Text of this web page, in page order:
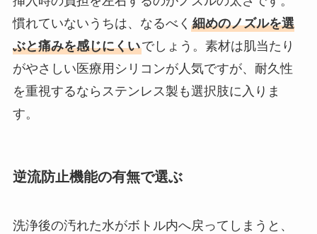
慣れていないうちは、なるべく 細めのノズルを選
ぶと痛みを感じにくいでしょう。素材は肌当たり
がやさしい医療用シリコンが人気ですが、耐久性
を重視するならステンレス製も選択肢に入りま
す。
逆流防止機能の有無で選ぶ
洗浄後の汚れた水がボトル内へ戻ってしまうと、